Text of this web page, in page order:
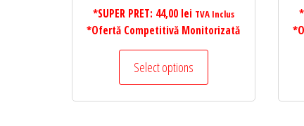
*SUPER PRET: 44,00 lei TVA Inclus
*Ofertă Competitivă Monitorizată
Select options